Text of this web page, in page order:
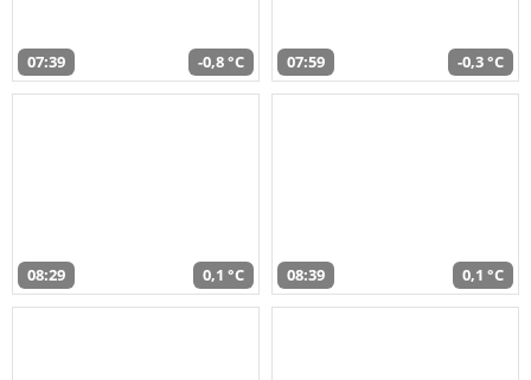
07:39 -0,8 °C 07:59 -0,3 °C
08:29 0,1 °C 08:39 0,1 °C